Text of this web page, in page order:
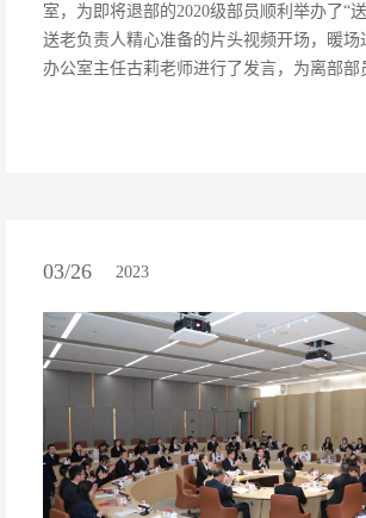
室，为即将退部的2020级部员顺利举办了“
送老负责人精心准备的片头视频开场，暖场
办公室主任古莉老师进行了发言，为离部部
03/26 2023